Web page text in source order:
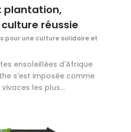
plantation,
réussie
pour une culture solidaire et
ensoleillées d'Afrique
s'est imposée comme
les plus...